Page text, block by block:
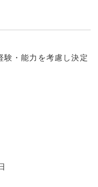
・能力を考慮し決定